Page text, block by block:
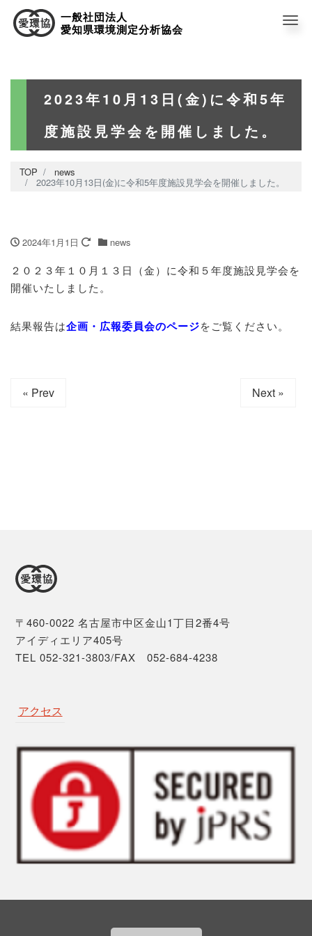
一般社団法人
愛知県環境測定分析協会
2023年10月13日(金)に令和5年
度施設見学会を開催しました。
TOP news
2023年10月13日(金)に令和5年度施設見学会を開催しました。
2024年1月1日 news
２０２３年１０月１３日（金）に令和５年度施設見学会を
開催いたしました。
結果報告は企画・広報委員会のページをご覧ください。
« Prev Next »
〒460-0022 名古屋市中区金山1丁目2番4号
アイディエリア405号
TEL 052-321-3803/FAX 052-684-4238
アクセス